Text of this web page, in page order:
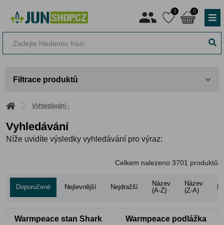
0 0
Filtrace produktů
Vyhledávání -
Vyhledávání
Níže uvidíte výsledky vyhledávání pro výraz:
Celkem nalezeno 3701 produktů
Doporučené Nejlevnější Nejdražší
Název
(A-Z)
Název
(Z-A)
Warmpeace stan Shark
Warmpeace podlážka